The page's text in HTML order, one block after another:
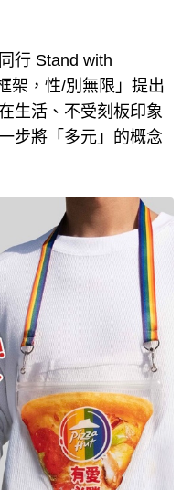
行 Stand with
架，性/別無限」提出
生活、不受刻板印象
步將「多元」的概念